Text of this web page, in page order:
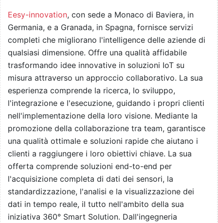
Eesy-innovation, con sede a Monaco di Baviera, in
Germania, e a Granada, in Spagna, fornisce servizi
completi che migliorano l'intelligence delle aziende di
qualsiasi dimensione. Offre una qualità affidabile
trasformando idee innovative in soluzioni IoT su
misura attraverso un approccio collaborativo. La sua
esperienza comprende la ricerca, lo sviluppo,
l'integrazione e l'esecuzione, guidando i propri clienti
nell'implementazione della loro visione. Mediante la
promozione della collaborazione tra team, garantisce
una qualità ottimale e soluzioni rapide che aiutano i
clienti a raggiungere i loro obiettivi chiave. La sua
offerta comprende soluzioni end-to-end per
l'acquisizione completa di dati dei sensori, la
standardizzazione, l'analisi e la visualizzazione dei
dati in tempo reale, il tutto nell'ambito della sua
iniziativa 360° Smart Solution. Dall'ingegneria